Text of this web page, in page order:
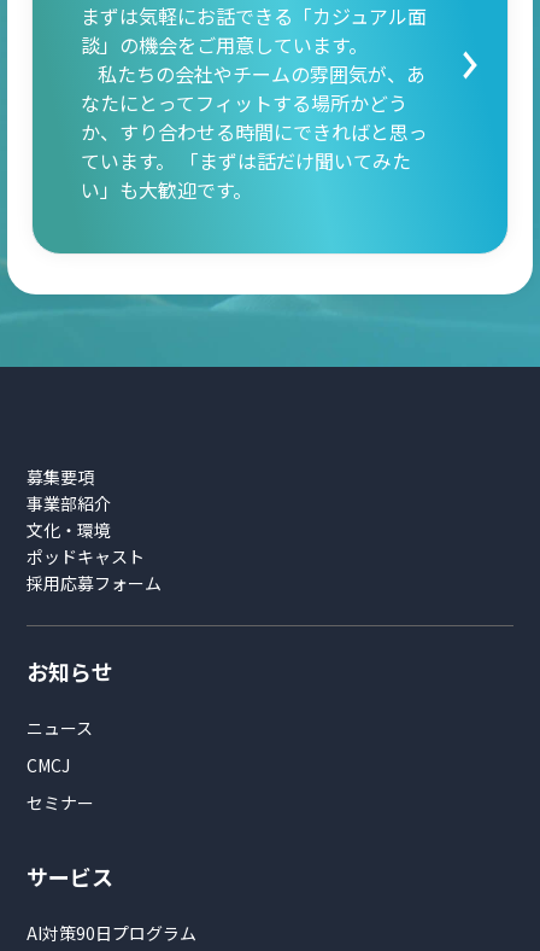
まずは気軽にお話できる「カジュアル面
談」の機会をご用意しています。
私たちの会社やチームの雰囲気が、あ
なたにとってフィットする場所かどう
か、すり合わせる時間にできればと思っ
ています。 「まずは話だけ聞いてみた
い」も大歓迎です。
募集要項
事業部紹介
文化・環境
ポッドキャスト
採用応募フォーム
お知らせ
ニュース
CMCJ
セミナー
サービス
AI対策90日プログラム